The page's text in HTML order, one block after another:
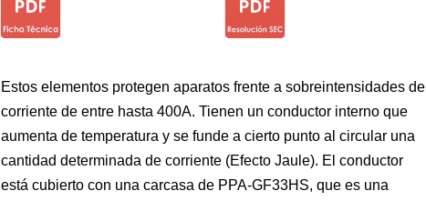
Estos elementos protegen aparatos frente a sobreintensidades de
corriente de entre hasta 400A. Tienen un conductor interno que
aumenta de temperatura y se funde a cierto punto al circular una
cantidad determinada de corriente (Efecto Jaule). El conductor
está cubierto con una carcasa de PPA-GF33HS, que es una